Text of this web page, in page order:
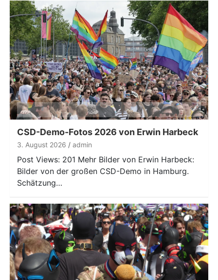
CSD-Demo-Fotos 2026 von Erwin Harbeck
3. August 2026 admin
Post Views: 201 Mehr Bilder von Erwin Harbeck:
Bilder von der großen CSD-Demo in Hamburg.
Schätzung…